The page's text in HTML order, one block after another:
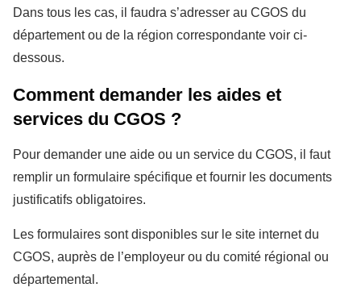
Dans tous les cas, il faudra s’adresser au CGOS du
département ou de la région correspondante voir ci-
dessous.
Comment demander les aides et
services du CGOS ?
Pour demander une aide ou un service du CGOS, il faut
remplir un formulaire spécifique et fournir les documents
justificatifs obligatoires.
Les formulaires sont disponibles sur le site internet du
CGOS, auprès de l’employeur ou du comité régional ou
départemental.